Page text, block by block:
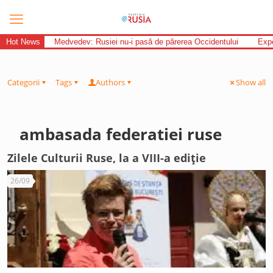
Hot News Medvedev: Rusiei nu-i pasă de părerea Occidentului
Categorii Tags Authors Show all
ambasada federatiei ruse
Zilele Culturii Ruse, la a VIII-a ediție
26/09